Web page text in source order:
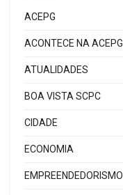
ACEPG
ACONTECE NA ACEPG
ATUALIDADES
BOA VISTA SCPC
CIDADE
ECONOMIA
EMPREENDEDORISMO